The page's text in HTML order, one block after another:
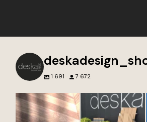
1 691 7 672
Nie tworzymy tylko
wnętrz. Tworzymy
przestrzenie, do
których chce się
Przed naszym
showroomem Deska
Design w Gdyni każdy
detal opowiada